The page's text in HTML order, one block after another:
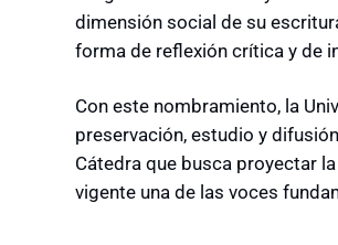
dimensión social de su
forma de reflexión crítica y de
Con este nombramiento, la
preservación, estudio y
Cátedra que busca proyectar
vigente una de las voces